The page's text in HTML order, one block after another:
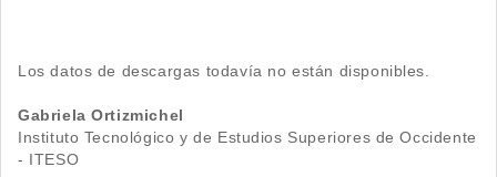
Los datos de descargas todavía no están disponibles.
Contenido
principal
Gabriela Ortizmichel
Instituto Tecnológico y de Estudios Superiores de Occidente
- ITESO